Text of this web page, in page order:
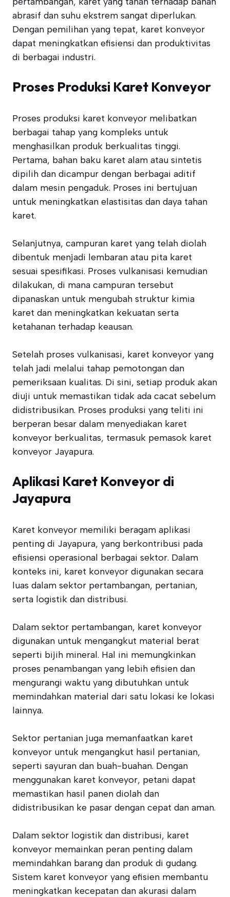
abrasif dan suhu ekstrem sangat diperlukan.
Dengan pemilihan yang tepat, karet konveyor
dapat meningkatkan efisiensi dan produktivitas
di berbagai industri.
Proses Produksi Karet Konveyor
Proses produksi karet konveyor melibatkan
berbagai tahap yang kompleks untuk
menghasilkan produk berkualitas tinggi.
Pertama, bahan baku karet alam atau sintetis
dipilih dan dicampur dengan berbagai aditif
dalam mesin pengaduk. Proses ini bertujuan
untuk meningkatkan elastisitas dan daya tahan
karet.
Selanjutnya, campuran karet yang telah diolah
dibentuk menjadi lembaran atau pita karet
sesuai spesifikasi. Proses vulkanisasi kemudian
dilakukan, di mana campuran tersebut
dipanaskan untuk mengubah struktur kimia
karet dan meningkatkan kekuatan serta
ketahanan terhadap keausan.
Setelah proses vulkanisasi, karet konveyor yang
telah jadi melalui tahap pemotongan dan
pemeriksaan kualitas. Di sini, setiap produk akan
diuji untuk memastikan tidak ada cacat sebelum
didistribusikan. Proses produksi yang teliti ini
berperan besar dalam menyediakan karet
konveyor berkualitas, termasuk pemasok karet
konveyor Jayapura.
Aplikasi Karet Konveyor di
Jayapura
Karet konveyor memiliki beragam aplikasi
penting di Jayapura, yang berkontribusi pada
efisiensi operasional berbagai sektor. Dalam
konteks ini, karet konveyor digunakan secara
luas dalam sektor pertambangan, pertanian,
serta logistik dan distribusi.
Dalam sektor pertambangan, karet konveyor
digunakan untuk mengangkut material berat
seperti bijih mineral. Hal ini memungkinkan
proses penambangan yang lebih efisien dan
mengurangi waktu yang dibutuhkan untuk
memindahkan material dari satu lokasi ke lokasi
lainnya.
Sektor pertanian juga memanfaatkan karet
konveyor untuk mengangkut hasil pertanian,
seperti sayuran dan buah-buahan. Dengan
menggunakan karet konveyor, petani dapat
memastikan hasil panen diolah dan
didistribusikan ke pasar dengan cepat dan aman.
Dalam sektor logistik dan distribusi, karet
konveyor memainkan peran penting dalam
memindahkan barang dan produk di gudang.
Sistem karet konveyor yang efisien membantu
meningkatkan kecepatan dan akurasi dalam